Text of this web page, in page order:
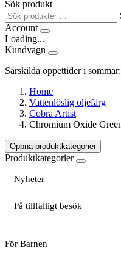
Sök produkt
Account
Loading...
Kundvagn
Särskilda öppettider i sommar:
Home
Vattenlöslig oljefärg
Cobra Artist
Chromium Oxide
Öppna produktkategorier
Produktkategorier
Nyheter
På tillfälligt besök
För Barnen